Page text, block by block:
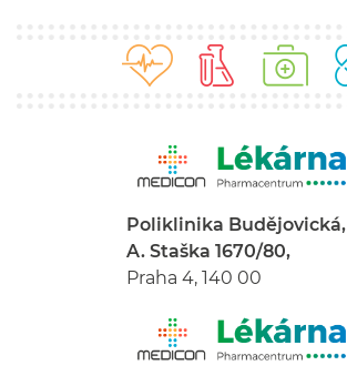
Poliklinika Budějovická,
A. Staška 1670/80,
Praha 4, 140 00